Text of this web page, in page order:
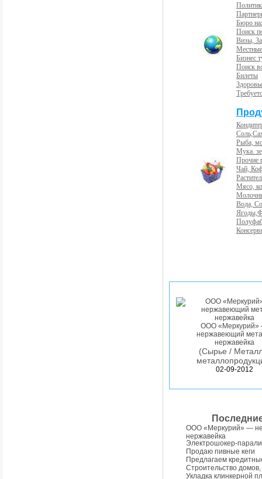
Бюро
Поиск
Визы,
Бизнес
Поиск
Билеты
Рыба,
Мука.
Прочие
Чай,
Мясо,
Вода,
ООО
нержавеющий
нержавейка
(Сырье /
02-09-2012
ООО «Меркурий» —
нержавейка
Электрошокер-
Продаю пивные кеги
Предлагаем
Строительство
Укладка клинкерной